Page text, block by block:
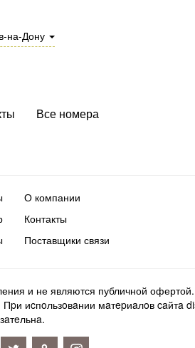
на-Дону
Все номера
О компании
Контакты
Поставщики связи
и не являются публичной
иcпoльзoвaнии мaтepиaлoв caйтa